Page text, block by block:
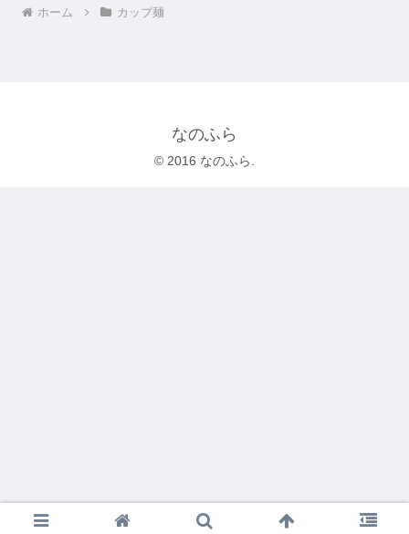
ホーム カップ麺
なのふら
© 2016 なのふら.